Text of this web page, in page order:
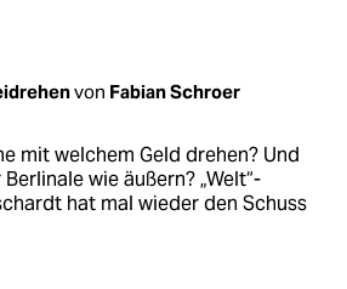
von Fabian Schroer
mit welchem Geld drehen? Und
wie äußern? „Welt“-
hat mal wieder den Schuss